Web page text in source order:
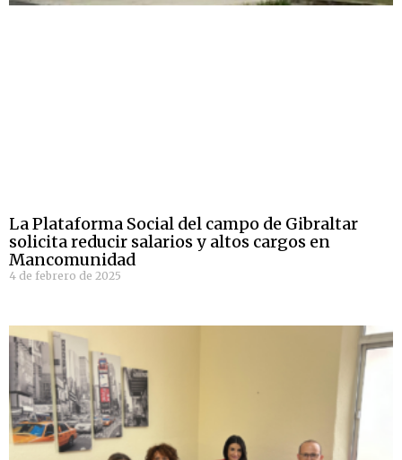
La Plataforma Social del campo de Gibraltar
solicita reducir salarios y altos cargos en
Mancomunidad
4 de febrero de 2025